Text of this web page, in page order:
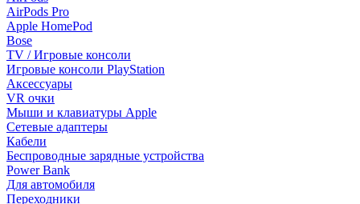
AirPods Pro
Apple HomePod
Bose
TV / Игровые консоли
Игровые консоли PlayStation
Аксессуары
VR очки
Мыши и клавиатуры Apple
Сетевые адаптеры
Кабели
Беспроводные зарядные устройства
Power Bank
Для автомобиля
Переходники